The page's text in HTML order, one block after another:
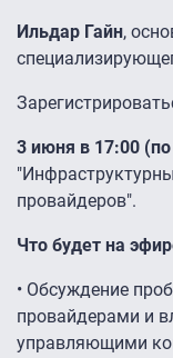
Ильдар Гайн,
3 июня в 17:00
провайдеров".
Что будет на
• Обсуждение
провайдерами и
управляющими